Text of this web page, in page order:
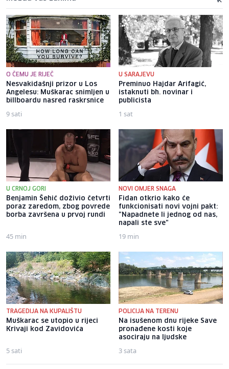
O ČEMU JE RIJEČ
Nesvakidašnji prizor u Los
Angelesu: Muškarac snimljen u
billboardu nasred raskrsnice
9 sati
U SARAJEVU
Preminuo Hajdar Arifagić,
istaknuti bh. novinar i
publicista
1 sat
U CRNOJ GORI
Benjamin Šehić doživio četvrti
poraz zaredom, zbog povrede
borba završena u prvoj rundi
45 min
NOVI OMJER SNAGA
Fidan otkrio kako će
funkcionisati novi vojni pakt:
"Napadnete li jednog od nas,
napali ste sve"
19 min
TRAGEDIJA NA KUPALIŠTU
Muškarac se utopio u rijeci
Krivaji kod Zavidovića
5 sati
POLICIJA NA TERENU
Na isušenom dnu rijeke Save
pronađene kosti koje
asociraju na ljudske
3 sata